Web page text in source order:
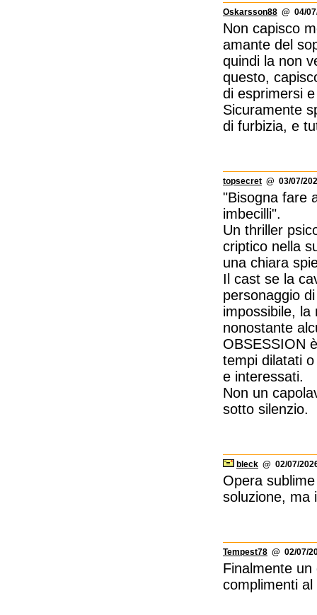
Oskarsson88 @ 04/
Non capisco
amante del
quindi la non
questo,
di esprimersi
Sicuramente
di furbizia, e
topsecret @ 03/07/
"Bisogna fare
imbecilli".
Un thriller
criptico nella
una chiara
Il cast se la
personaggio
impossibile,
nonostante
OBSESSION
tempi dilatati
e interessati.
Non un
sotto silenzio.
bleck @ 02/07/
Opera
soluzione, ma
Tempest78 @ 02/07/
Finalmente
complimenti